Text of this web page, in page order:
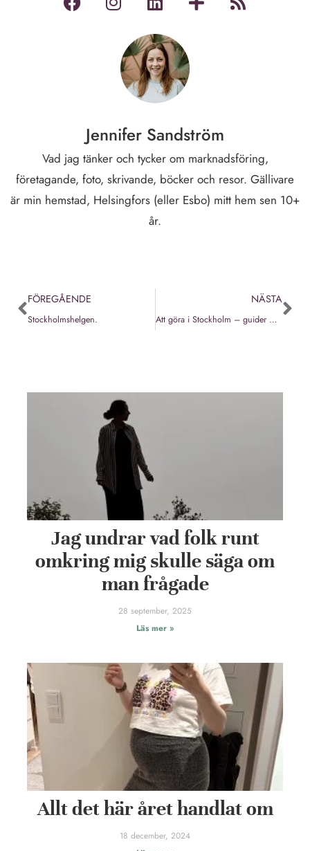
Jennifer Sandström
Vad jag tänker och tycker om marknadsföring,
företagande, foto, skrivande, böcker och resor. Gällivare
är min hemstad, Helsingfors (eller Esbo) mitt hem sen 10+
år.
FÖREGÅENDE
Stockholmshelgen.
NÄSTA
Att göra i Stockholm – guider & tips
Jag undrar vad folk runt
omkring mig skulle säga om
man frågade
28 september, 2025
Läs mer »
Allt det här året handlat om
18 december, 2024